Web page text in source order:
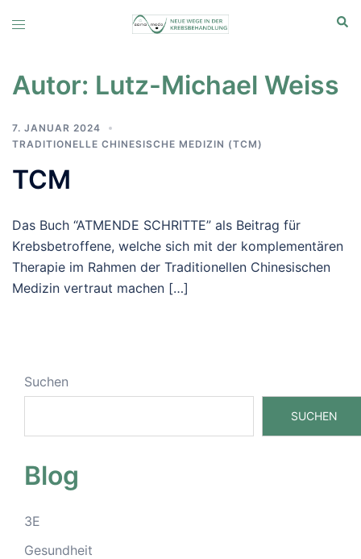
Inhalt
Menü
Autor: Lutz-Michael Weiss
7. JANUAR 2024
TRADITIONELLE CHINESISCHE MEDIZIN (TCM)
TCM
Das Buch “ATMENDE SCHRITTE” als Beitrag für
Krebsbetroffene, welche sich mit der komplementären
Therapie im Rahmen der Traditionellen Chinesischen
Medizin vertraut machen […]
Suchen
SUCHEN
Blog
3E
Gesundheit